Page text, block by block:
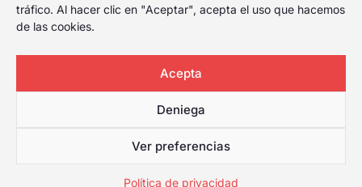
tráfico. Al hacer clic en "Aceptar", acepta el uso que hacemos
de las cookies.
Acepta
Deniega
Ver preferencias
Política de privacidad
Cine de Tarragona
celebrando el
primer festival de
cine de Tarragona
con amplia
cualquier tipo de